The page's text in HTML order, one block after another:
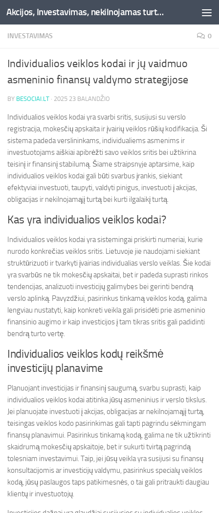
Skip to content Akcijos, Investavimas, nekilnojamas turtas, kriptovaliutos - Besociai.lt
INVESTAVIMAS 0
Individualios veiklos kodai ir jų vaidmuo
asmeninio finansų valdymo strategijose
BY BESOCIAI.LT · 2025 23 BALANDŽIO
Individualios veiklos kodai yra svarbi sritis, susijusi su verslo
registracija, mokesčių apskaita ir įvairių veiklos rūšių kodifikacija. Ši
sistema padeda verslininkams, individualiems asmenims ir
investuotojams aiškiai apibrėžti savo veiklos sritis bei užtikrina
teisinį ir finansinį stabilumą. Šiame straipsnyje aptarsime, kaip
individualios veiklos kodai gali būti svarbus įrankis, siekiant
efektyviai investuoti, taupyti, valdyti pinigus, investuoti į akcijas,
obligacijas ir nekilnojamąjį turtą bei kurti ilgalaikį turtą.
Kas yra individualios veiklos kodai?
Individualios veiklos kodai yra sistemingai priskirti numeriai, kurie
nurodo konkrečias veiklos sritis. Lietuvoje jie naudojami siekiant
struktūrizuoti ir tvarkyti įvairias individualias verslo veiklas. Šie kodai
yra svarbūs ne tik mokesčių apskaitai, bet ir padeda suprasti rinkos
tendencijas, analizuoti investicijų galimybes bei gerinti bendrą
verslo aplinką. Pavyzdžiui, pasirinkus tinkamą veiklos kodą, galima
lengviau nustatyti, kaip konkreti veikla gali prisidėti prie asmeninio
finansinio augimo ir kaip investicijos į tam tikras sritis gali padidinti
bendrą turto vertę.
Individualios veiklos kodų reikšmė
investicijų planavime
Planuojant investicijas ir finansinį saugumą, svarbu suprasti, kaip
individualios veiklos kodai atitinka jūsų asmeninius ir verslo tikslus.
Jei planuojate investuoti į akcijas, obligacijas ar nekilnojamąjį turtą,
teisingas veiklos kodo pasirinkimas gali tapti pagrindu sėkmingam
finansų planavimui. Pasirinkus tinkamą kodą, galima ne tik užtikrinti
skaidrumą mokesčių apskaitoje, bet ir sukurti tvirtą pagrindą
tolesniam investavimui. Taip, jei jūsų veikla yra susijusi su finansų
konsultacijomis ar investicijų valdymu, pasirinkus specialų veiklos
kodą, jūsų paslaugos taps patikimesnės, o tai gali pritraukti daugiau
klientų ir investuotojų.